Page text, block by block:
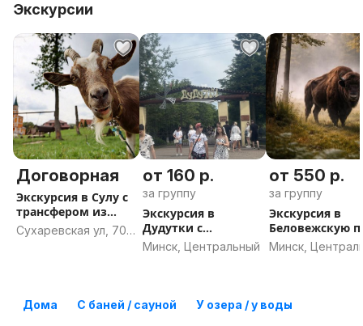
Экскурсии
Договорная
Экскурсия в Сулу с
трансфером из
Минска
Сухаревская ул, 70,
от 160 р.
за группу
Экскурсия в
Дудутки с
трансфером из
Минска
Минск, Центральный
от 550 р.
за группу
Экскурсия в
Беловежскую
с трансфером
Минска
Минск,
Дома С баней / сауной У озера / у воды